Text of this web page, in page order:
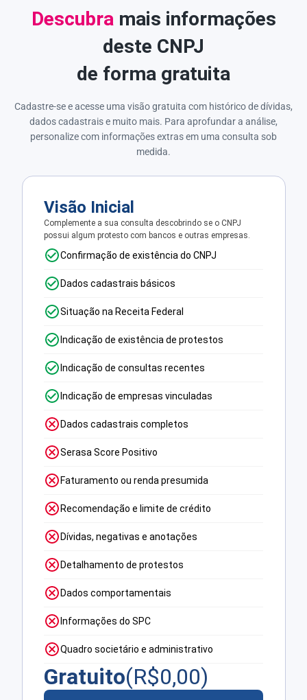
Descubra mais informações
deste CNPJ
de forma gratuita
Cadastre-se e acesse uma visão gratuita com histórico de dívidas,
dados cadastrais e muito mais. Para aprofundar a análise,
personalize com informações extras em uma consulta sob
medida.
Visão Inicial
Complemente a sua consulta descobrindo se o CNPJ
possui algum protesto com bancos e outras empresas.
Confirmação de existência do CNPJ
Dados cadastrais básicos
Situação na Receita Federal
Indicação de existência de protestos
Indicação de consultas recentes
Indicação de empresas vinculadas
Dados cadastrais completos
Serasa Score Positivo
Faturamento ou renda presumida
Recomendação e limite de crédito
Dívidas, negativas e anotações
Detalhamento de protestos
Dados comportamentais
Informações do SPC
Quadro societário e administrativo
Gratuito(R$0,00)